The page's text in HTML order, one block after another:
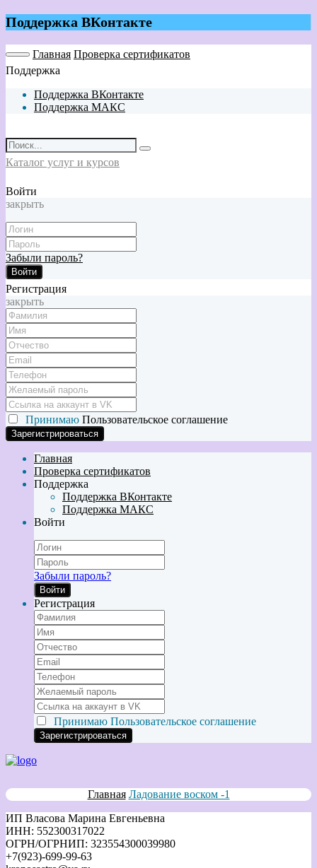
Поддержка ВКонтакте
Главная Проверка сертификатов
Поддержка
Поддержка ВКонтакте
Поддержка МАКС
Каталог услуг и курсов
Войти
закрыть
Забыли пароль?
Войти
Регистрация
закрыть
Принимаю Пользовательское соглашение
Главная
Проверка сертификатов
Поддержка
Поддержка ВКонтакте
Поддержка МАКС
Войти
Забыли пароль?
Войти
Регистрация
Принимаю Пользовательское соглашение
Главная Ладование воском -1
ИП Власова Марина Евгеньевна
ИНН: 552300317022
ОГРН/ОГРНИП: 323554300039980
+7(923)-699-99-63